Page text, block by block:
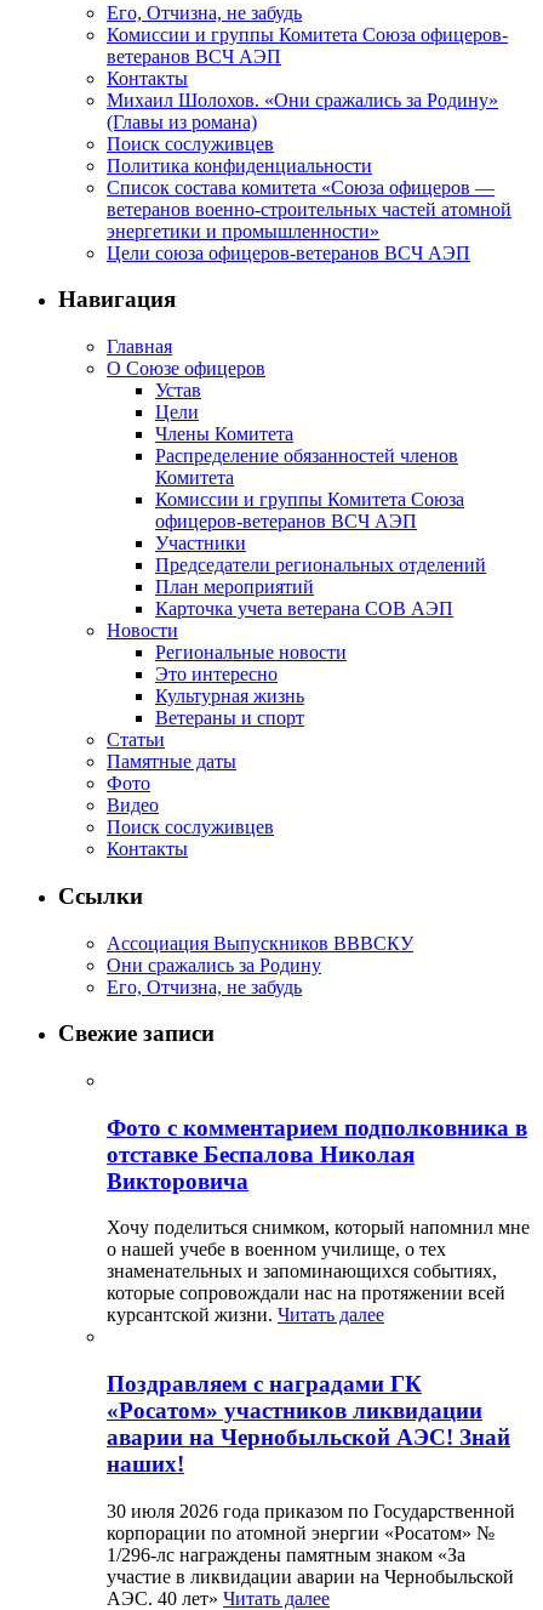
Его, Отчизна, не забудь
Комиссии и группы Комитета Союза офицеров-
ветеранов ВСЧ АЭП
Контакты
Михаил Шолохов. «Они сражались за Родину»
(Главы из романа)
Поиск сослуживцев
Политика конфиденциальности
Список состава комитета «Союза офицеров —
ветеранов военно-строительных частей атомной
энергетики и промышленности»
Цели союза офицеров-ветеранов ВСЧ АЭП
Навигация
Главная
О Союзе офицеров
Устав
Цели
Члены Комитета
Распределение обязанностей членов
Комитета
Комиссии и группы Комитета Союза
офицеров-ветеранов ВСЧ АЭП
Участники
Председатели региональных отделений
План мероприятий
Карточка учета ветерана CОВ АЭП
Новости
Региональные новости
Это интересно
Культурная жизнь
Ветераны и спорт
Статьи
Памятные даты
Фото
Видео
Поиск сослуживцев
Контакты
Ссылки
Ассоциация Выпускников ВВВСКУ
Они сражались за Родину
Его, Отчизна, не забудь
Свежие записи
Фото с комментарием подполковника в
отставке Беспалова Николая
Викторовича
Хочу поделиться снимком, который напомнил мне
о нашей учебе в военном училище, о тех
знаменательных и запоминающихся событиях,
которые сопровождали нас на протяжении всей
курсантской жизни. Читать далее
Поздравляем с наградами ГК
«Росатом» участников ликвидации
аварии на Чернобыльской АЭС! Знай
наших!
30 июля 2026 года приказом по Государственной
корпорации по атомной энергии «Росатом» №
1/296-лс награждены памятным знаком «За
участие в ликвидации аварии на Чернобыльской
АЭС. 40 лет» Читать далее